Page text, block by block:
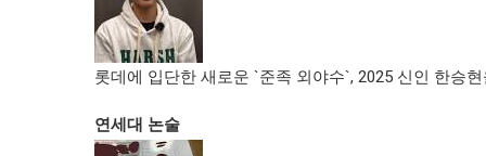
롯데에 입단한 새로운 `준족 외야수`, 2025 신인 한승
연세대 논술